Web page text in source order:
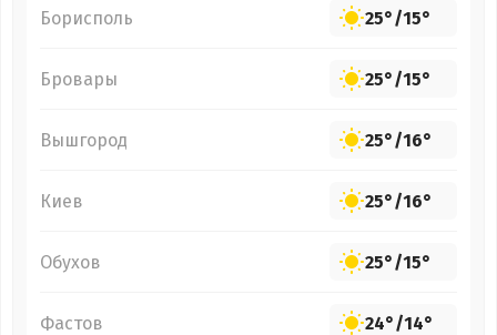
Борисполь 25°/15°
Бровары 25°/15°
Вышгород 25°/16°
Киев 25°/16°
Обухов 25°/15°
Фастов 24°/14°